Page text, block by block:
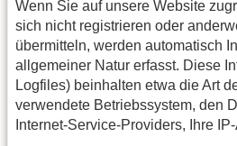
Wenn Sie auf unsere Website
sich nicht registrieren oder
übermitteln, werden automatisch
allgemeiner Natur erfasst. Diese
Logfiles) beinhalten etwa die Art
verwendete Betriebssystem, den
Internet-Service-Providers, Ihre